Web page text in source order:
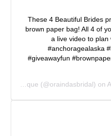
These 4 Beautiful Brides
brown paper bag! All 4 of
a live video to
#anchoragealaska
#giveawayfun
Orainda's Bridal Boutique (@oraindasbridal) on